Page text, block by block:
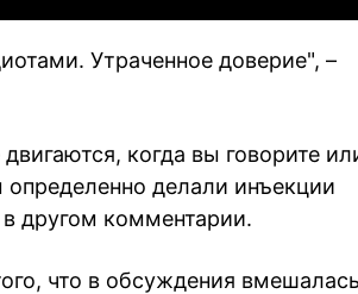
Утраченное доверие", –
когда вы говорите
делали инъекции
в другом комментарии.
что в обсуждения вмешалась